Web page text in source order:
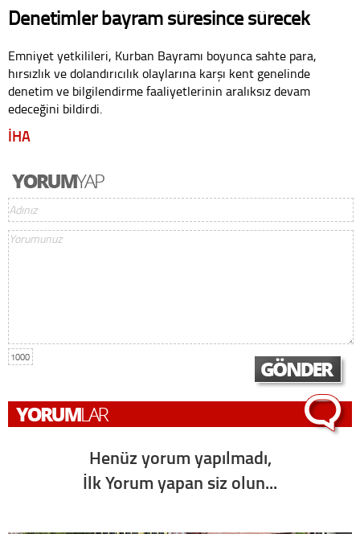
Denetimler bayram süresince sürecek
Emniyet yetkilileri, Kurban Bayramı boyunca sahte para,
hırsızlık ve dolandırıcılık olaylarına karşı kent genelinde
denetim ve bilgilendirme faaliyetlerinin aralıksız devam
edeceğini bildirdi.
İHA
1000
Henüz yorum yapılmadı,
İlk Yorum yapan siz olun...